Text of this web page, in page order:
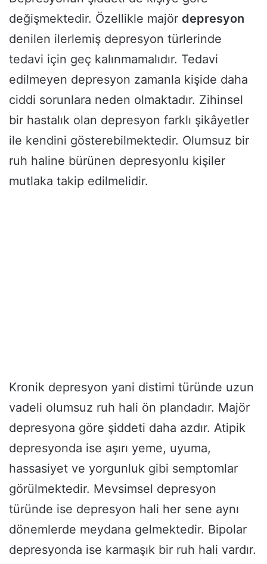
değişmektedir. Özellikle majör depresyon
denilen ilerlemiş depresyon türlerinde
tedavi için geç kalınmamalıdır. Tedavi
edilmeyen depresyon zamanla kişide daha
ciddi sorunlara neden olmaktadır. Zihinsel
bir hastalık olan depresyon farklı şikâyetler
ile kendini gösterebilmektedir. Olumsuz bir
ruh haline bürünen depresyonlu kişiler
mutlaka takip edilmelidir.
Kronik depresyon yani distimi türünde uzun
vadeli olumsuz ruh hali ön plandadır. Majör
depresyona göre şiddeti daha azdır. Atipik
depresyonda ise aşırı yeme, uyuma,
hassasiyet ve yorgunluk gibi semptomlar
görülmektedir. Mevsimsel depresyon
türünde ise depresyon hali her sene aynı
dönemlerde meydana gelmektedir. Bipolar
depresyonda ise karmaşık bir ruh hali vardır.